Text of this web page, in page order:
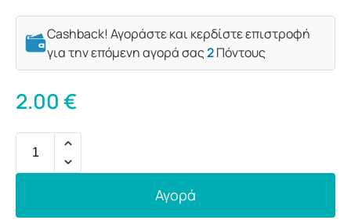
Cashback! Αγοράστε και κερδίστε επιστροφή
για την επόμενη αγορά σας2Πόντους
2.00€
Αγορά